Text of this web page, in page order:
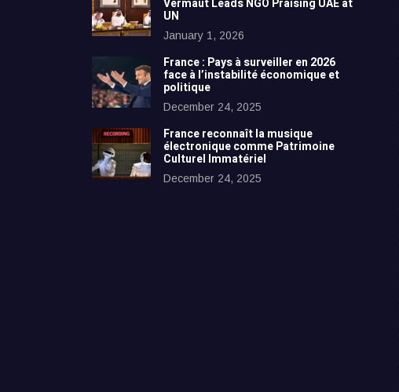
Vermaut Leads NGO Praising UAE at
UN
January 1, 2026
France : Pays à surveiller en 2026
face à l’instabilité économique et
politique
December 24, 2025
France reconnaît la musique
électronique comme Patrimoine
Culturel Immatériel
December 24, 2025